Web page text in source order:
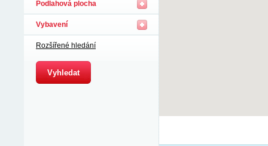
Podlahová plocha
Vybavení
Rozšířené hledání